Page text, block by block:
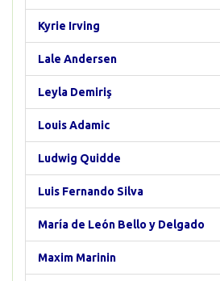
Kyrie Irving
Lale Andersen
Leyla Demiriş
Louis Adamic
Ludwig Quidde
Luis Fernando Silva
María de León Bello y Delgado
Maxim Marinin